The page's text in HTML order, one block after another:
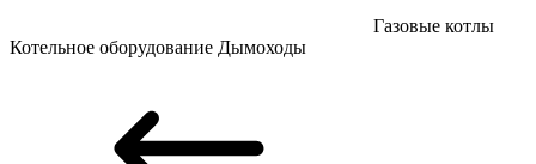
Газовые котлы
Котельное оборудование Дымоходы